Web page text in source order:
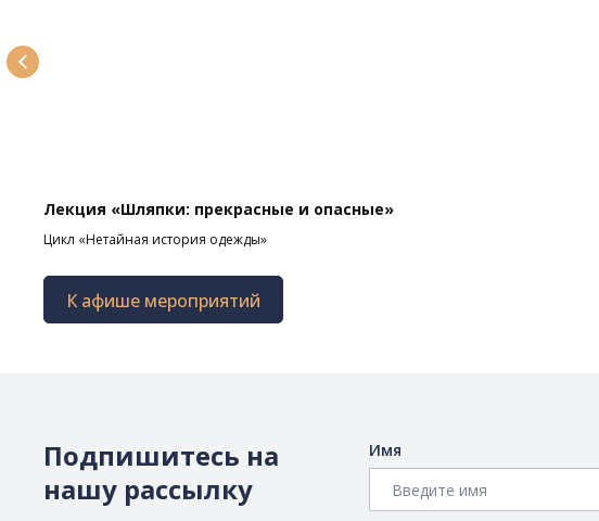
Лекция «Шляпки: прекрасные и опасные»
Цикл «Нетайная история одежды»
К афише мероприятий
Подпишитесь на
нашу рассылку
Имя